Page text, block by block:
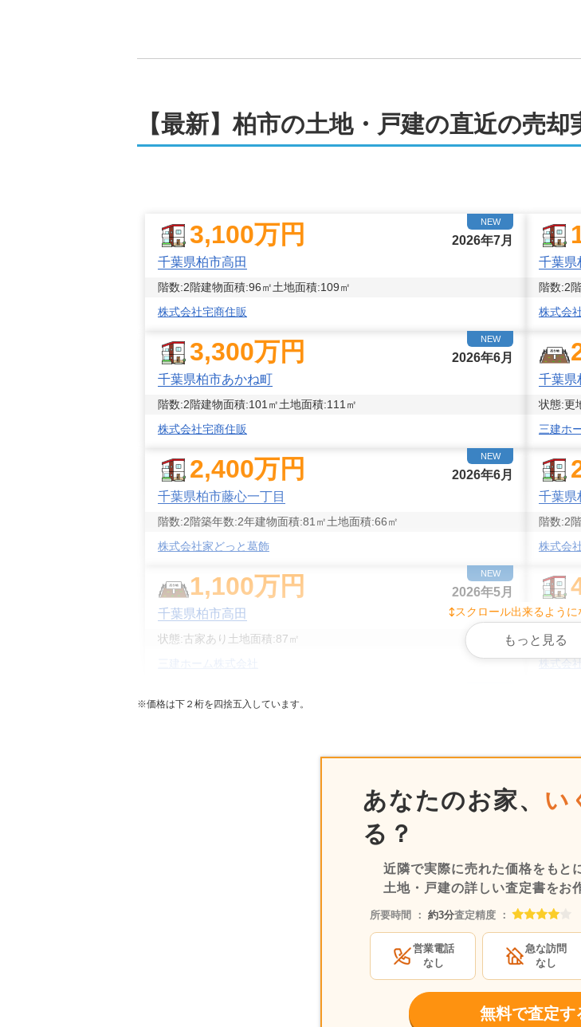
【最新】柏市の土地・戸建の直近の売却
NEW
3,100万円
2026年7月
千葉県柏市高田
階数:2階建物面積:96㎡土地面積:109㎡
株式会社宅商住販
千葉県
階数:2階
株式会
NEW
3,300万円
2026年6月
千葉県柏市あかね町
階数:2階建物面積:101 ㎡土地面積:111 ㎡
株式会社宅商住販
千葉県
状態:更
三建ホ
NEW
2,400万円
2026年6月
千葉県柏市藤心一丁目
階数:2階築年数:2年建物面積:81 ㎡土地面積:66㎡
株式会社家どっと葛飾
千葉県
階数:2階
株式会
NEW
1,100万円
2026年5月
千葉県柏市高田
状態:古家あり 土地面積:87㎡
千葉県
階数:2
株式会
3,300万円
93㎡
階数:2階
NEW
88㎡
階数:2 階
株式会
2026年5月
千葉県
階数:2階
株式会
スクロール出来るように
もっと見る
※価格は下２桁を四捨五入しています。
あなたのお家、 い
る？
近隣で実際に売れた価格をもと
土地・戸建の詳しい査定書をお
所要時間 ： 約3分査定精度 ：
営業電話
なし
急な訪問
なし
無料で査定す